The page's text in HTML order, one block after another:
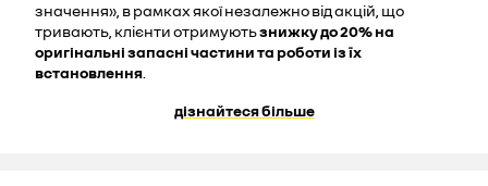
значення», в рамках якої незалежно від акцій, що
тривають, клієнти отримуютьзнижку до 20% на
оригінальні запасні частини та роботи із їх
встановлення
дізнайтеся більше